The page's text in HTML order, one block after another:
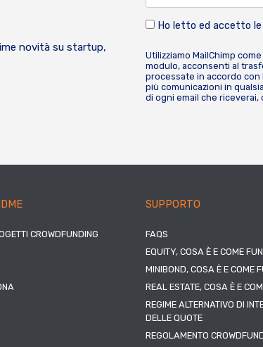
novità su startup,
Ho letto ed accetto le
Utilizziamo MailChimp
modulo, acconsenti al
processate in accordo con
più comunicazioni in
di ogni email che riceverai,
CROWDFUNDING
SUPPORTO
FAQS
EQUITY, COSA È E COME
MINIBOND, COSA È E COME
REAL ESTATE, COSA È E
REGIME ALTERNATIVO DI
DELLE QUOTE
REGOLAMENTO